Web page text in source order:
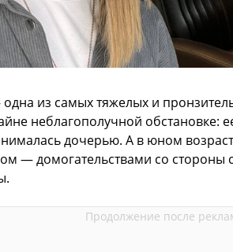
из самых тяжелых и
неблагополучной обстановке:
дочерью. А в юном
— домогательствами со стороны